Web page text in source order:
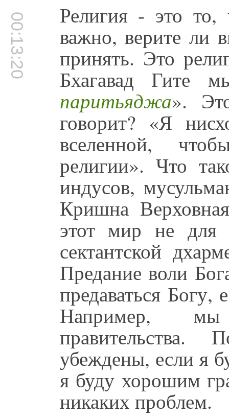
00:13:20 Религия - это
важно, верите ли
принять. Это
Бхагавад Гите
паритьяджа».
говорит? «Я
вселенной,
религии». Что
индусов,
Кришна
этот мир не для
сектантской
Предание воли
предаваться
Например, мы
убеждены, если я
я буду хорошим
никаких проблем.